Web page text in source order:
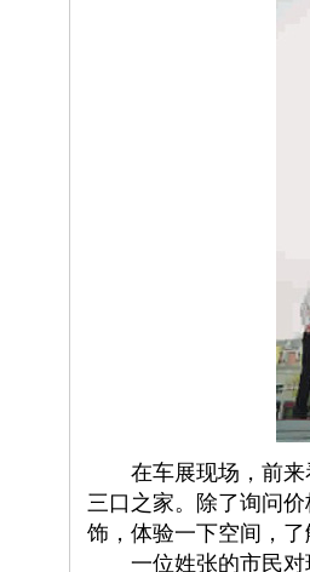
在车展现场，前来
三口之家。除了询问
饰，体验一下空间，
一位姓张的市民对